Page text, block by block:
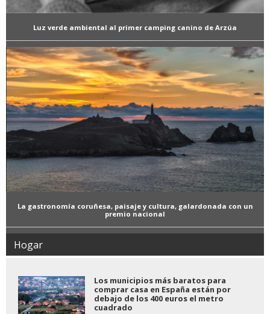
Luz verde ambiental al primer camping canino de Arzúa
La gastronomía coruñesa, paisaje y cultura, galardonada con un
premio nacional
Hogar
Los municipios más baratos para
comprar casa en España están por
debajo de los 400 euros el metro
cuadrado